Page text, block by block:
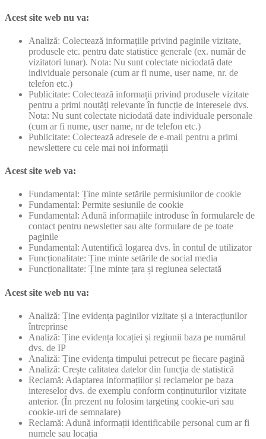
Acest site web nu va:
Analiză: Colectează informațiile privind paginile vizitate,
produsele etc. pentru date statistice generale (ex. număr de
vizitatori lunar). Nota: Nu sunt colectate niciodată date
individuale personale (cum ar fi nume, user name, nr. de
telefon etc.)
Publicitate: Colectează informații privind produsele vizitate
pentru a primi noutăți relevante în funcție de interesele dvs.
Nota: Nu sunt colectate niciodată date individuale personale
(cum ar fi nume, user name, nr de telefon etc.)
Publicitate: Colectează adresele de e-mail pentru a primi
newslettere cu cele mai noi informații
Acest site web va:
Fundamental: Ține minte setările permisiunilor de cookie
Fundamental: Permite sesiunile de cookie
Fundamental: Adună informațiile introduse în formularele de
contact pentru newsletter sau alte formulare de pe toate
paginile
Fundamental: Autentifică logarea dvs. în contul de utilizator
Funcționalitate: Ține minte setările de social media
Funcționalitate: Ține minte țara și regiunea selectată
Acest site web nu va:
Analiză: Ține evidența paginilor vizitate și a interacțiunilor
întreprinse
Analiză: Ține evidența locației și regiunii baza pe numărul
dvs. de IP
Analiză: Ține evidența timpului petrecut pe fiecare pagină
Analiză: Crește calitatea datelor din funcția de statistică
Reclamă: Adaptarea informațiilor și reclamelor pe baza
intereselor dvs. de exemplu conform conținuturilor vizitate
anterior. (În prezent nu folosim targeting cookie-uri sau
cookie-uri de semnalare)
Reclamă: Adună informații identificabile personal cum ar fi
numele sau locația